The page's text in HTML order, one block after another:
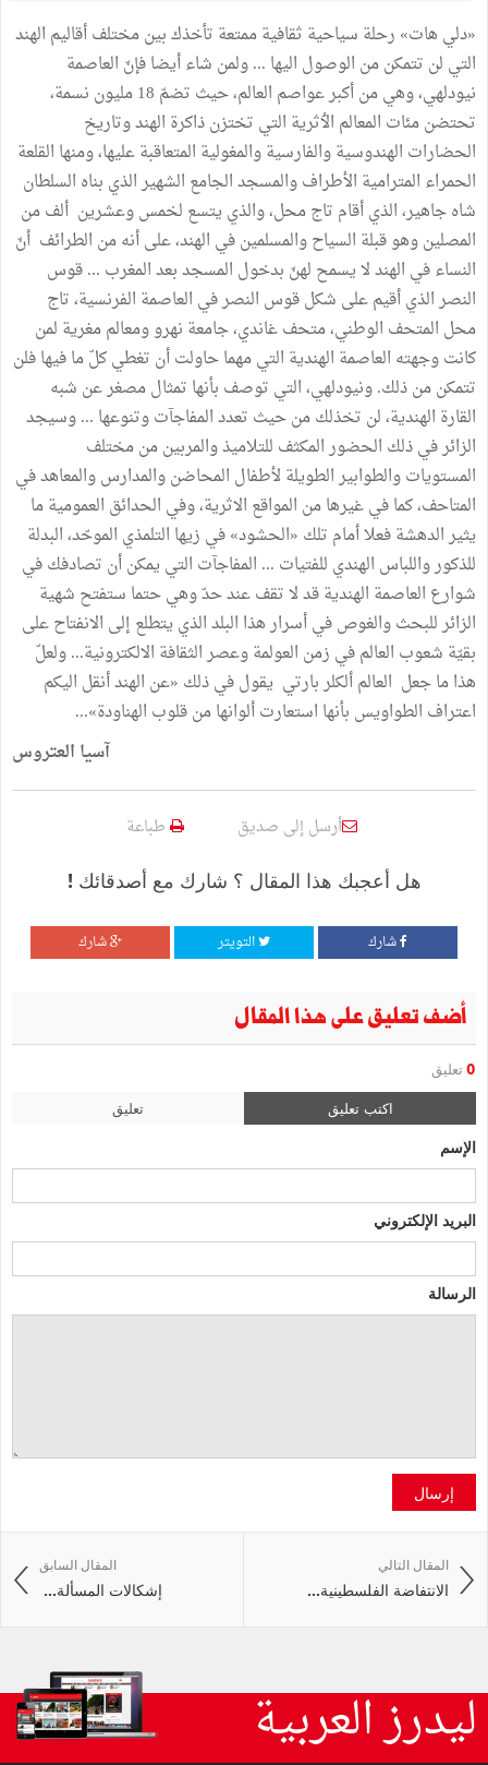
«دلي هات» رحلة سياحية ثقافيةممتعة تأخذكبينمختلفأقاليم الهند
التي لن تتمكنمن الوصول اليها ...ولمن شاءأيضافإنّ العاصمة
نيودلهي،وهيمنأكبرعواصم العالم،حيث تضمّ 18مليون نسمة،
تحتضنمئات المعالم الٲثرية التي تختزنذاكرة الهندوتاريخ
الحضارات الهندوسيةوالفارسيةوالمغولية المتعاقبةعليها،ومنها القلعة
الحمراء المترامية الأطرافوالمسجدالجامع الشهيرالذي بناه السلطان
شاهجاهير،الذيأقام تاجمحل،والذي يتسع لخمسوعشرين ألفمن
المصلينوهوقبلة السياحوالمسلمينفي الهند،علىأنهمن الطرائف أنّ
النساءفي الهندلايسمح لهنّ بدخول المسجدبعدالمغرب ...قوس
النصرالذيأقيمعلى شكلقوس النصرفي العاصمة الفرنسية،تاج
محل المتحف الوطني،متحفغاندي،جامعة نهروومعالممغرية لمن
كانتوجهته العاصمة الهندية التيمهماحاولتأن تغطيكلّمافيهافلن
تتمكنمنذلك.ونيودلهي،التي توصف بأنها تمثالمصغرعن شبه
القارة الهندية،لن تخذلكمنحيث تعددالمفاجآتوتنوعها ...وسيجد
الزائرفيذلك الحضورالمكثف للتلاميذوالمربينمنمختلف
المستوياتوالطوابيرالطويلة لأطفال المحاضنوالمدارسوالمعاهدفي
المتاحف،كمافيغيرهامن المواقع الاثرية،وفي الحدائق العموميةما
يثيرالدهشةفعلاأمام تلك «الحشود»في زيها التلمذي الموحّد،البدلة
للذكورواللباس الهندي للفتيات ... المفاجآت التي يمكنأن تصادفكفي
شوارع العاصمة الهنديةقدلاتقفعندحدّوهيحتما ستفتح شهية
الزائرللبحثوالغوصفيأسرارهذا البلدالذي يتطلع إلى الانفتاحعلى
بقيّة شعوب العالمفي زمن العولمةوعصرالثقافة الالكترونية...ولعلّ
هذاماجعل العالمألكلربارتي يقولفيذلك «عن الهندأنقل اليكم
اعتراف الطواويس بأنها استعارتألوانهامنقلوب الهناودة»
...
آسيا العتروس
أرسل إلى صديق طباعة
هل أعجبك هذا المقال ؟ شارك مع أصدقائك !
شارك التويتر شارك
أضف تعليق على هذا المقال
0 تعليق
اكتب تعليق تعليق
الإسم
البريد الإلكتروني
الرسالة
إرسال
المقال السابق
إشكالات‭ ‬المسألة‭ ...
المقال التالي
الانتفاضة‭ ‬الفلسطينية‭ ...
ليدرز العربية